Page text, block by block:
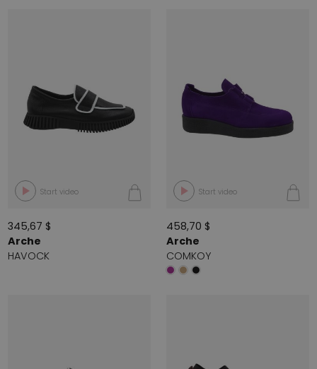
Start video
345,67 $
Arche
HAVOCK
Start video
458,70 $
Arche
COMKOY